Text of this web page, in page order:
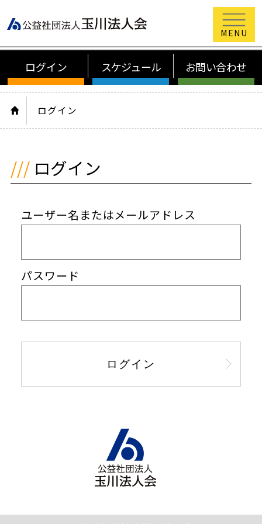
公益社団
ログイン スケジュール お問い合わせ
HOMEログイン
ログイン
ユーザー名またはメールアドレス
パスワード
ログイン